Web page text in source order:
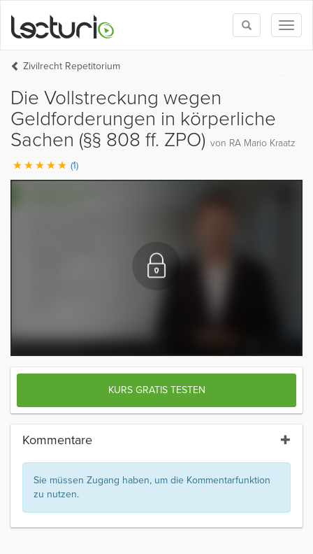
Toggle
search
Zivilrecht Repetitorium
Die Vollstreckung wegen
Geldforderungen in körperliche
Sachen (§§ 808 ff. ZPO) von RA Mario Kraatz
(1)
KURS GRATIS TESTEN
Kommentare
Sie müssen Zugang haben, um die Kommentarfunktion
zu nutzen.